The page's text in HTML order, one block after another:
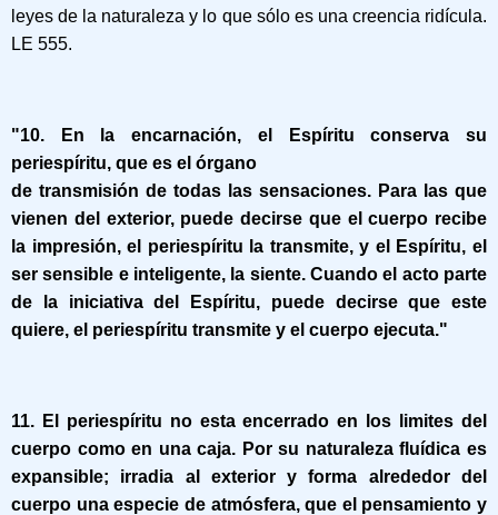
leyes de la naturaleza y lo que sólo es una creencia ridícula.
LE 555.
"10. En la encarnación, el Espíritu conserva su
periespíritu, que es el órgano
de transmisión de todas las sensaciones. Para las que
vienen del exterior, puede decirse que el cuerpo recibe
la impresión, el periespíritu la transmite, y el Espíritu, el
ser sensible e inteligente, la siente. Cuando el acto parte
de la iniciativa del Espíritu, puede decirse que este
quiere, el periespíritu transmite y el cuerpo ejecuta."
11. El periespíritu no esta encerrado en los limites del
cuerpo como en una caja. Por su naturaleza fluídica es
expansible; irradia al exterior y forma alrededor del
cuerpo una especie de atmósfera, que el pensamiento y